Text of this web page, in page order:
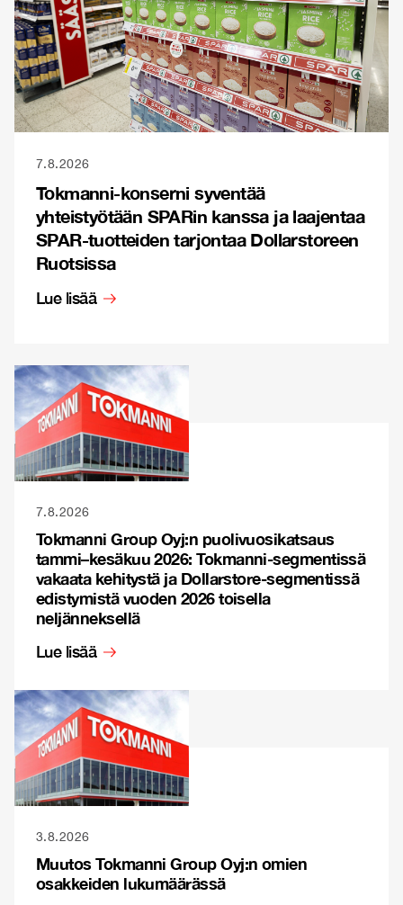
7.8.2026
Tokmanni-konserni syventää
yhteistyötään SPARin kanssa ja laajentaa
SPAR-tuotteiden tarjontaa Dollarstoreen
Ruotsissa
Lue lisää
7.8.2026
Tokmanni Group Oyj:n puolivuosikatsaus
tammi–kesäkuu 2026: Tokmanni-segmentissä
vakaata kehitystä ja Dollarstore-segmentissä
edistymistä vuoden 2026 toisella
neljänneksellä
Lue lisää
3.8.2026
Muutos Tokmanni Group Oyj:n omien
osakkeiden lukumäärässä